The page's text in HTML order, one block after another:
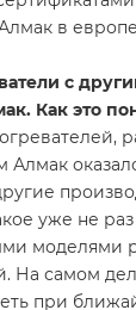
в
с
Как это
Алмак
уже не
моделями
На самом
при